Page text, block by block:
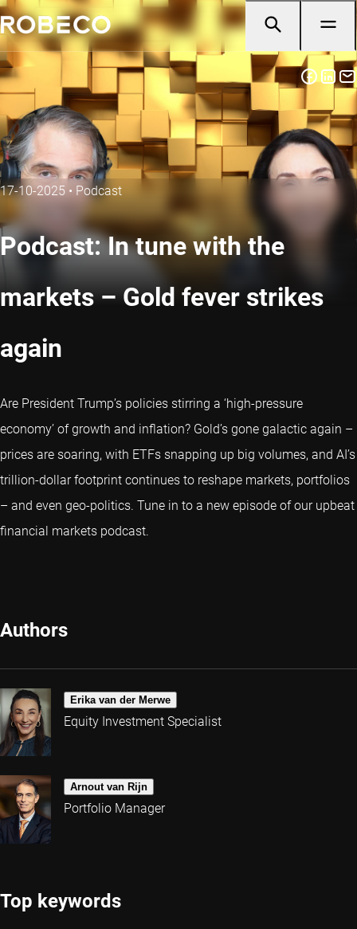
17-10-2025 • Podcast
Podcast: In tune with the
markets – Gold fever strikes
again
Are President Trump’s policies stirring a ‘high-pressure
economy’ of growth and inflation? Gold’s gone galactic again –
prices are soaring, with ETFs snapping up big volumes, and AI’s
trillion-dollar footprint continues to reshape markets, portfolios
– and even geo-politics. Tune in to a new episode of our upbeat
financial markets podcast.
Authors
Erika van der Merwe
Equity Investment Specialist
Arnout van Rijn
Portfolio Manager
Top keywords